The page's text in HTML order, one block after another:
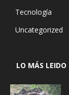
Tecnología
Uncategorized
LO MÁS LEIDO